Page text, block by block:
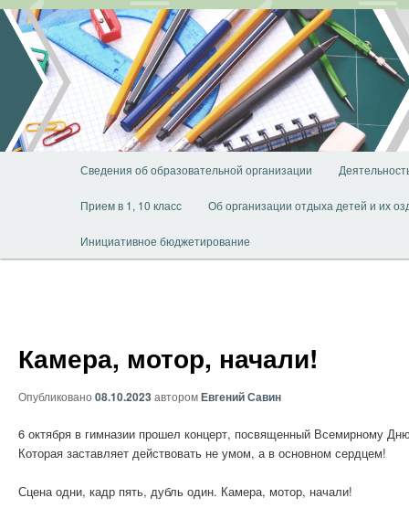
Перейти
основному
содержимому
Сведения об образовательной организации
Прием в 1, 10 класс Об организации отдыха детей и их
Инициативное бюджетирование
Камера, мотор, начали!
Опубликовано 08.10.2023 авторомЕвгений Савин
6 октября в гимназии прошел концерт, посвященный Всемирному
Которая заставляет действовать не умом, а в основном сердцем!
Сцена одни, кадр пять, дубль один. Камера, мотор, начали!